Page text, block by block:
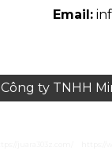
Email:
Công ty TNHH